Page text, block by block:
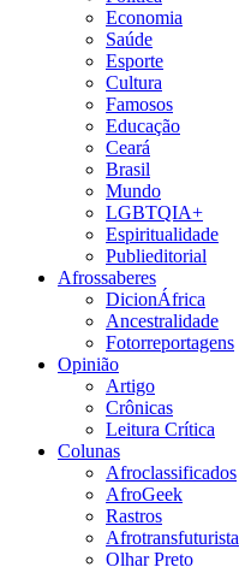
Economia
Saúde
Esporte
Cultura
Famosos
Educação
Ceará
Brasil
Mundo
LGBTQIA+
Espiritualidade
Publieditorial
Afrossaberes
DicionÁfrica
Ancestralidade
Fotorreportagens
Opinião
Artigo
Crônicas
Leitura Crítica
Colunas
Afroclassificados
AfroGeek
Rastros
Afrotransfuturista
Olhar Preto